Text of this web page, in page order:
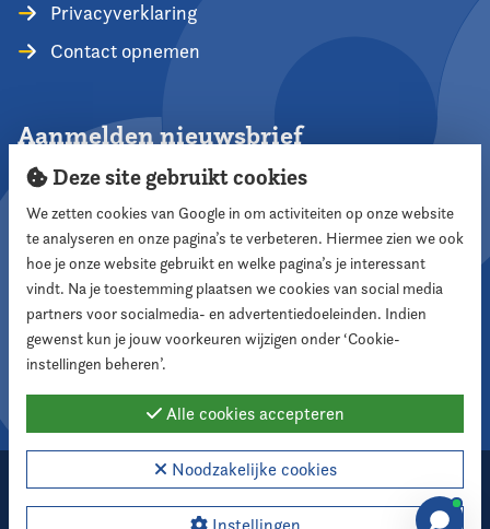
Privacyverklaring
Contact opnemen
Aanmelden nieuwsbrief
Aanmelden
Volg ons
2026 Nederlandse Vereniging voor Raadsleden
Cookie instellingen
Deze site gebruikt cookies
We zetten cookies van Google in om activiteiten op onze website
te analyseren en onze pagina’s te verbeteren. Hiermee zien we ook
hoe je onze website gebruikt en welke pagina’s je interessant
vindt. Na je toestemming plaatsen we cookies van social media
partners voor socialmedia- en advertentiedoeleinden. Indien
gewenst kun je jouw voorkeuren wijzigen onder ‘Cookie-
instellingen beheren’.
Alle cookies accepteren
Noodzakelijke cookies